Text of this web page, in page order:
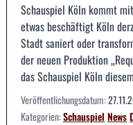
Schauspiel Köln kommt
etwas beschäftigt Köln
Stadt saniert oder
der neuen Produktion
das Schauspiel Köln
Veröffentlichungsdatum:
Kategorien:Schauspiel News